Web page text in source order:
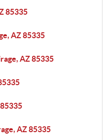
85335
AZ 85335
AZ 85335
AZ 85335